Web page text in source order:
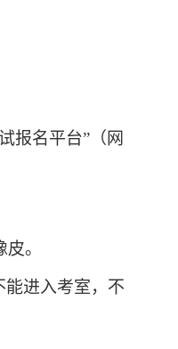
报名平台”（网
。
能进入考室，不